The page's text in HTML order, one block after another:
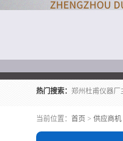
热门搜索：
当前位置： 首页 > 供应商机